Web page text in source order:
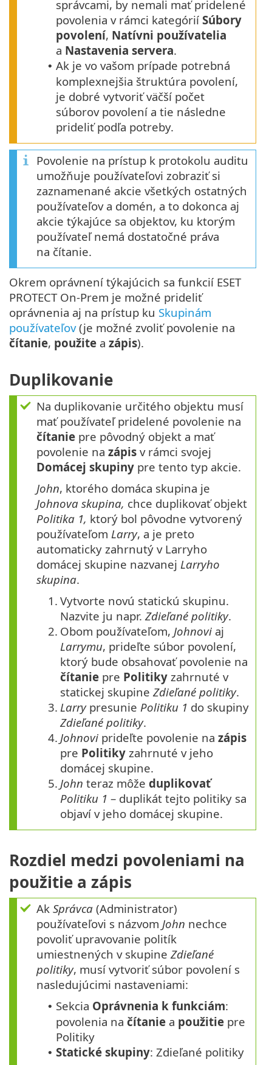
správcami, by nemali mať pridelené
povolenia v rámci kategórií Súbory
povolení, Natívni používatelia
a Nastavenia servera.
• Ak je vo vašom prípade potrebná
komplexnejšia štruktúra povolení,
je dobré vytvoriť väčší počet
súborov povolení a tie následne
prideliť podľa potreby.
Povolenie na prístup k protokolu auditu
umožňuje používateľovi zobraziť si
zaznamenané akcie všetkých ostatných
používateľov a domén, a to dokonca aj
akcie týkajúce sa objektov, ku ktorým
používateľ nemá dostatočné práva
na čítanie.
Okrem oprávnení týkajúcich sa funkcií ESET
PROTECT On-Prem je možné prideliť
oprávnenia aj na prístup ku Skupinám
používateľov(je možné zvoliť povolenie na
čítanie, použite a zápis).
Duplikovanie
Na duplikovanie určitého objektu musí
mať používateľ pridelené povolenie na
čítanie pre pôvodný objekt a mať
povolenie na zápis v rámci svojej
Domácej skupiny pre tento typ akcie.
John, ktorého domáca skupina je
Johnova skupina, chce duplikovať objekt
Politika 1, ktorý bol pôvodne vytvorený
používateľom Larry, a je preto
automaticky zahrnutý v Larryho
domácej skupine nazvanej Larryho
skupina.
1. Vytvorte novú statickú skupinu.
Nazvite ju napr. Zdieľané politiky.
2. Obom používateľom, Johnovi aj
Larrymu, prideľte súbor povolení,
ktorý bude obsahovať povolenie na
čítanie pre Politiky zahrnuté v
statickej skupine Zdieľané politiky.
3. Larrypresunie Politiku 1 do skupiny
Zdieľané politiky.
4. Johnovi prideľte povolenie na zápis
pre Politiky zahrnuté v jeho
domácej skupine.
5. John teraz môže duplikovať
Politiku 1 – duplikát tejto politiky sa
objaví v jeho domácej skupine.
Rozdiel medzi povoleniami na
použitie a zápis
Ak Správca (Administrator)
používateľovi s názvom John nechce
povoliť upravovanie politík
umiestnených v skupine Zdieľané
politiky, musí vytvoriť súbor povolení s
nasledujúcimi nastaveniami:
• Sekcia Oprávnenia k funkciám:
povolenia na čítanie a použitie pre
Politiky
• Statické skupiny: Zdieľané politiky